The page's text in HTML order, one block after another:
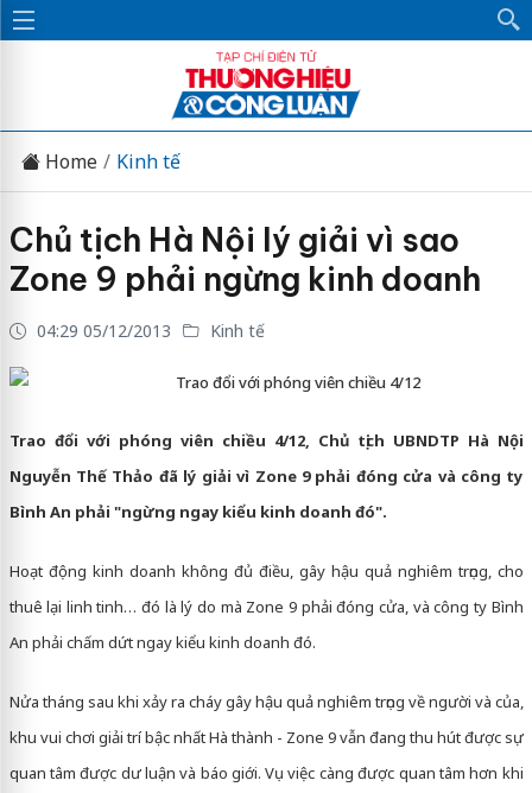
Home Kinh tế
Chủ tịch Hà Nội lý giải vì sao
Zone 9 phải ngừng kinh doanh
04:29 05/12/2013 Kinh tế
Trao đổi với phóng viên chiều 4/12
Trao đổi với phóng viên chiều 4/12, Chủ tịch UBNDTP Hà Nội
Nguyễn Thế Thảo đã lý giải vì Zone 9 phải đóng cửa và công ty
Bình An phải "ngừng ngay kiểu kinh doanh đó".
Hoạt động kinh doanh không đủ điều, gây hậu quả nghiêm trọng, cho
thuê lại linh tinh… đó là lý do mà Zone 9 phải đóng cửa, và công ty Bình
An phải chấm dứt ngay kiểu kinh doanh đó.
Nửa tháng sau khi xảy ra cháy gây hậu quả nghiêm trọng về người và của,
khu vui chơi giải trí bậc nhất Hà thành - Zone 9 vẫn đang thu hút được sự
quan tâm được dư luận và báo giới. Vụ việc càng được quan tâm hơn khi